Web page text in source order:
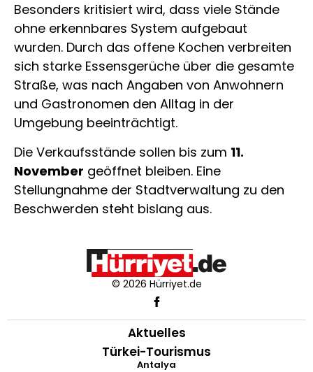
Besonders kritisiert wird, dass viele Stände
ohne erkennbares System aufgebaut
wurden. Durch das offene Kochen verbreiten
sich starke Essensgerüche über die gesamte
Straße, was nach Angaben von Anwohnern
und Gastronomen den Alltag in der
Umgebung beeinträchtigt.
Die Verkaufsstände sollen bis zum 11.
November geöffnet bleiben. Eine
Stellungnahme der Stadtverwaltung zu den
Beschwerden steht bislang aus.
© 2026 Hürriyet.de
Aktuelles
Türkei-Tourismus
Antalya